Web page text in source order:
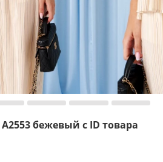
A2553 бежевый с ID товара